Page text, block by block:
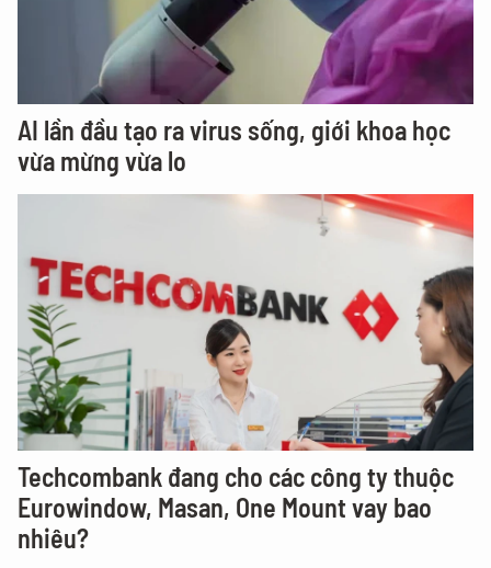
AI lần đầu tạo ra virus sống, giới khoa học
vừa mừng vừa lo
Techcombank đang cho các công ty thuộc
Eurowindow, Masan, One Mount vay bao
nhiêu?